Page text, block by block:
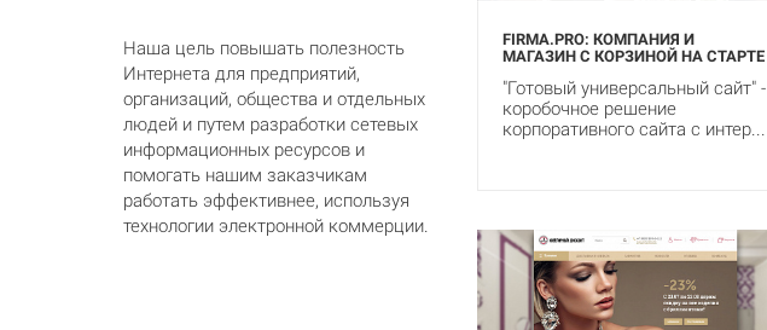
Наша цель повышать полезность
Интернета для предприятий,
организаций, общества и отдельных
людей и путем разработки сетевых
информационных ресурсов и
помогать нашим заказчикам
работать эффективнее, используя
технологии электронной коммерции.
FIRMA.PRO: КОМПАНИЯ И
МАГАЗИН С КОРЗИНОЙ НА СТАРТЕ
"Готовый универсальный сайт" -
коробочное решение
корпоративного сайта с интер...